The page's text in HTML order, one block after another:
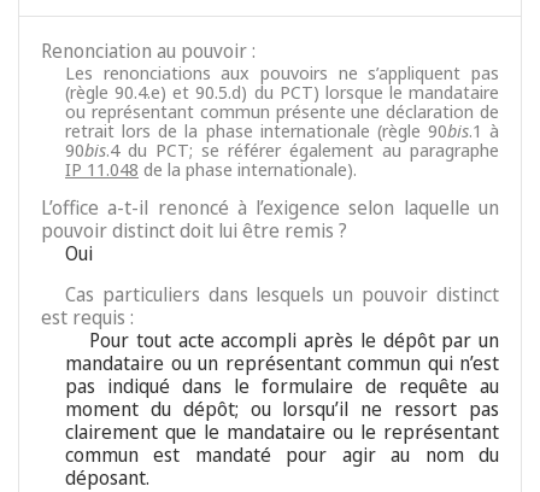
Renonciation au pouvoir :
Les renonciations aux pouvoirs ne s’appliquent pas
(règle 90.4.e) et 90.5.d) du PCT) lorsque le mandataire
ou représentant commun présente une déclaration de
retrait lors de la phase internationale (règle 90bis.1 à
90bis.4 du PCT; se référer également au paragraphe
IP 11.048 de la phase internationale).
L’office a-t-il renoncé à l’exigence selon laquelle un
pouvoir distinct doit lui être remis ?
Oui
Cas particuliers dans lesquels un pouvoir distinct
est requis :
Pour tout acte accompli après le dépôt par un
mandataire ou un représentant commun qui n’est
pas indiqué dans le formulaire de requête au
moment du dépôt; ou lorsqu’il ne ressort pas
clairement que le mandataire ou le représentant
commun est mandaté pour agir au nom du
déposant.